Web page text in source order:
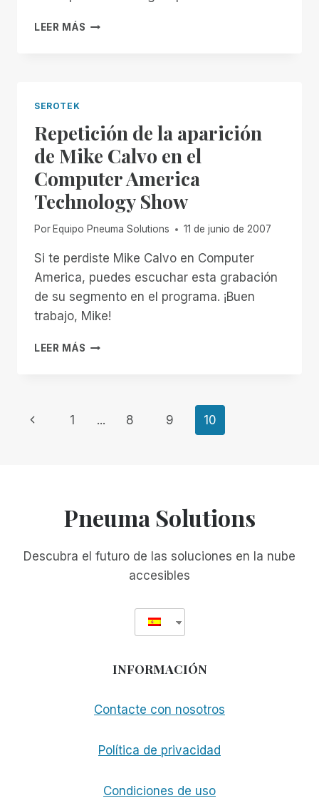
LEER MÁS SEROTEK
ACCESO
PARA
CIEGOS
BASADA
EN
INTERNET
SEROTEK
Repetición de la aparición
de Mike Calvo en el
Computer America
Technology Show
Por Equipo Pneuma Solutions 11 de junio de 2007
Si te perdiste Mike Calvo en Computer
America, puedes escuchar esta grabación
de su segmento en el programa. ¡Buen
trabajo, Mike!
LEER MÁS REPETICIÓN
TECHNOLOGY
SHOW
Navegación
Página
1 ... 8 9 10
Pneuma Solutions
Descubra el futuro de las soluciones en la nube
accesibles
INFORMACIÓN
Contacte con nosotros
Política de privacidad
Condiciones de uso